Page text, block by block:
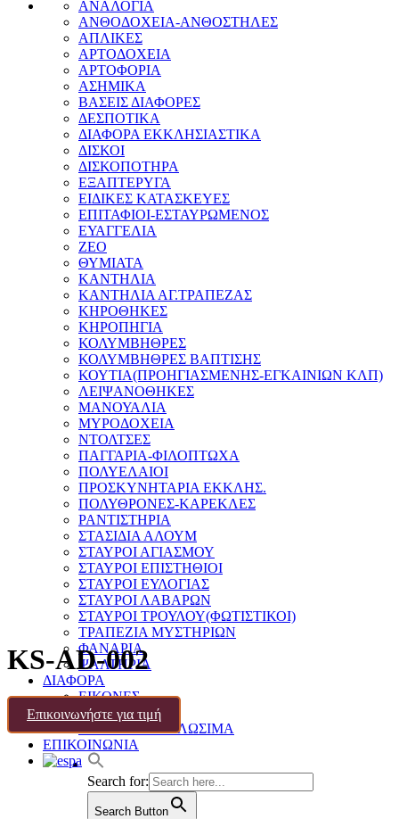
ΑΝΑΛΟΓΙΑ
ΑΝΘΟΔΟΧΕΙΑ-ΑΝΘΟΣΤΗΛΕΣ
ΑΠΛΙΚΕΣ
ΑΡΤΟΔΟΧΕΙΑ
ΑΡΤΟΦΟΡΙΑ
ΑΣΗΜΙΚΑ
ΒΑΣΕΙΣ ΔΙΑΦΟΡΕΣ
ΔΕΣΠΟΤΙΚΑ
ΔΙΑΦΟΡΑ ΕΚΚΛΗΣΙΑΣΤΙΚΑ
ΔΙΣΚΟΙ
ΔΙΣΚΟΠΟΤΗΡΑ
ΕΞΑΠΤΕΡΥΓΑ
ΕΙΔΙΚΕΣ ΚΑΤΑΣΚΕΥΕΣ
ΕΠΙΤΑΦΙΟΙ-ΕΣΤΑΥΡΩΜΕΝΟΣ
ΕΥΑΓΓΕΛΙΑ
ΖΕΟ
ΘΥΜΙΑΤΑ
ΚΑΝΤΗΛΙΑ
ΚΑΝΤΗΛΙΑ ΑΓ.ΤΡΑΠΕΖΑΣ
ΚΗΡΟΘΗΚΕΣ
ΚΗΡΟΠΗΓΙΑ
ΚΟΛΥΜΒΗΘΡΕΣ
ΚΟΛΥΜΒΗΘΡΕΣ ΒΑΠΤΙΣΗΣ
ΚΟΥΤΙΑ(ΠΡΟΗΓΙΑΣΜΕΝΗΣ-ΕΓΚΑΙΝΙΩΝ ΚΛΠ)
ΛΕΙΨΑΝΟΘΗΚΕΣ
ΜΑΝΟΥΑΛΙΑ
ΜΥΡΟΔΟΧΕΙΑ
ΝΤΟΛΤΣΕΣ
ΠΑΓΓΑΡΙΑ-ΦΙΛΟΠΤΩΧΑ
ΠΟΛΥΕΛΑΙΟΙ
ΠΡΟΣΚΥΝΗΤΑΡΙΑ ΕΚΚΛΗΣ.
ΠΟΛΥΘΡΟΝΕΣ-ΚΑΡΕΚΛΕΣ
ΡΑΝΤΙΣΤΗΡΙΑ
ΣΤΑΣΙΔΙΑ ΑΛΟΥΜ
ΣΤΑΥΡΟΙ ΑΓΙΑΣΜΟΥ
ΣΤΑΥΡΟΙ ΕΠΙΣΤΗΘΙΟΙ
ΣΤΑΥΡΟΙ ΕΥΛΟΓΙΑΣ
ΣΤΑΥΡΟΙ ΛΑΒΑΡΩΝ
ΣΤΑΥΡΟΙ ΤΡΟΥΛΟΥ(ΦΩΤΙΣΤΙΚΟΙ)
ΤΡΑΠΕΖΙΑ ΜΥΣΤΗΡΙΩΝ
ΦΑΝΑΡΙΑ
ΨΑΛΤΗΡΙΑ
ΔΙΑΦΟΡΑ
ΕΙΚΟΝΕΣ
ΧΑΛΙΑ
ΔΙΑΦΟΡΑ-ΑΝΑΛΩΣΙΜΑ
ΕΠΙΚΟΙΝΩΝΙΑ
Search for:
Search Button
KS-AD-002
Επικοινωνήστε για τιμή